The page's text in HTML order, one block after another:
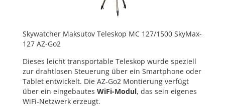
Skywatcher Maksutov Teleskop MC 127/1500 SkyMax-
127 AZ-Go2
Dieses leicht transportable Teleskop wurde speziell
zur drahtlosen Steuerung über ein Smartphone oder
Tablet entwickelt. Die AZ-Go2 Montierung verfügt
über ein eingebautes WiFi-Modul, das sein eigenes
WiFi-Netzwerk erzeugt.